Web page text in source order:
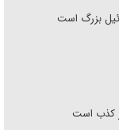
بزرگ است
کذب است